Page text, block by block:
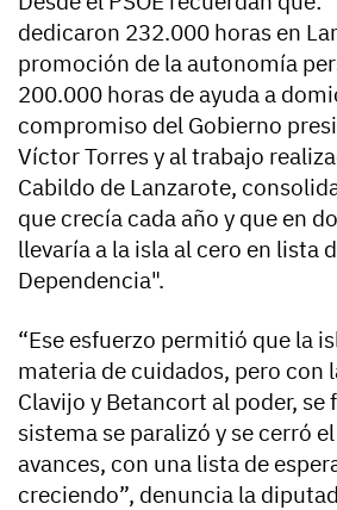
dedicaron 232.000 horas en
promoción de la autonomía
200.000 horas de ayuda a
compromiso del Gobierno
Víctor Torres y al trabajo
Cabildo de Lanzarote,
que crecía cada año y que en
llevaría a la isla al cero en lista
Dependencia".
“Ese esfuerzo permitió que la
materia de cuidados, pero con
Clavijo y Betancort al poder, se
sistema se paralizó y se cerró
avances, con una lista de
creciendo”, denuncia la